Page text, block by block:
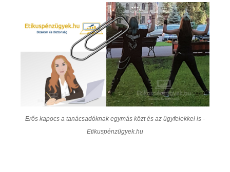
Erős kapocs a tanácsadóknak egymás közt és az ügyfelekkel is -
Etikuspénzügyek.hu